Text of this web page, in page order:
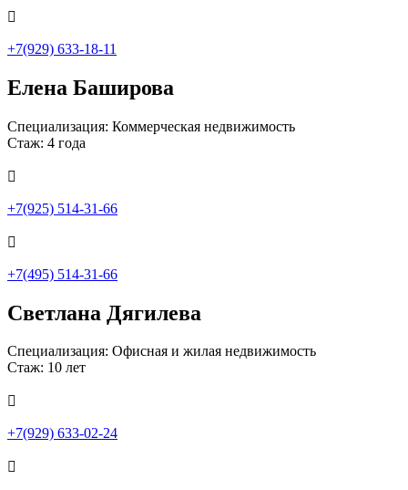

+7(929) 633-18-11
Елена Баширова
Специализация: Коммерческая недвижимость
Стаж: 4 года

+7(925) 514-31-66

+7(495) 514-31-66
Светлана Дягилева
Специализация: Офисная и жилая недвижимость
Стаж: 10 лет

+7(929) 633-02-24
